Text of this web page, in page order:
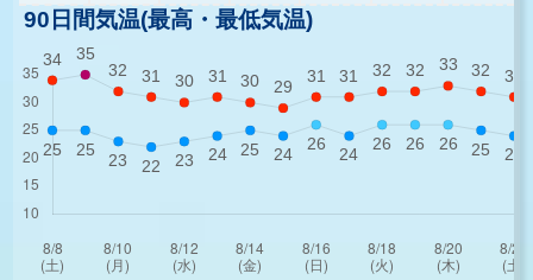
90日間気温(最高・最低気温)